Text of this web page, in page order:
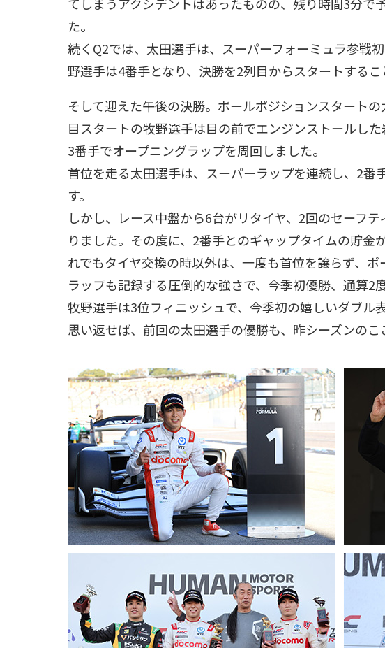
た。
続くQ2では、太田選手は、スーパーフォーミュラ参戦
野選手は4番手となり、決勝を2列目からスタートするこ
そして迎えた午後の決勝。ポールポジションスタート
目スタートの牧野選手は目の前でエンジンストールし
3番手でオープニングラップを周回しました。
首位を走る太田選手は、スーパーラップを連続し、2番
す。
しかし、レース中盤から6台がリタイヤ、2回のセーフ
りました。その度に、2番手とのギャップタイムの貯金
れでもタイヤ交換の時以外は、一度も首位を譲らず、
ラップも記録する圧倒的な強さで、今季初優勝、通算2
牧野選手は3位フィニッシュで、今季初の嬉しいダブル
思い返せば、前回の太田選手の優勝も、昨シーズンのこ